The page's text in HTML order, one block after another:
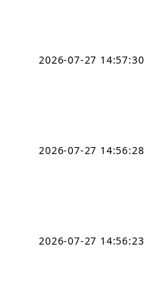
2026-07-27 14:57:30
2026-07-27 14:56:28
2026-07-27 14:56:23